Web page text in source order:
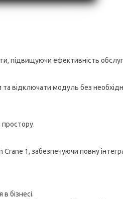
підвищуючи ефективність
відключати модуль без
простору.
Crane 1, забезпечуючи повну
бізнесі.